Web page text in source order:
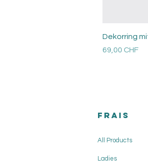
Dekorring
Prezzo
69,00 CHF
FRAIS
All Products
Ladies